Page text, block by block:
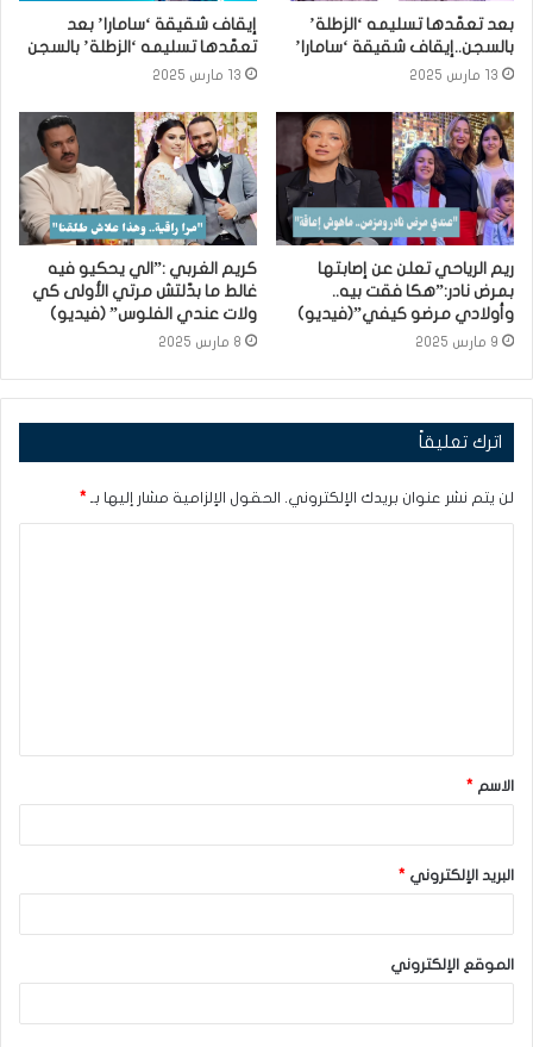
بعد تعمّدها تسليمه ‘الزطلة’
بالسجن..إيقاف شقيقة ‘سامارا’
13 مارس 2025
إيقاف شقيقة ‘سامارا’ بعد
تعمّدها تسليمه ‘الزطلة’ بالسجن
13 مارس 2025
ريم الرياحي تعلن عن إصابتها
بمرض نادر:”هكا فقت بيه..
وأولادي مرضو كيفي”(فيديو)
9 مارس 2025
كريم الغربي :”الي يحكيو فيه
غالط ما بدّلتش مرتي الأولى كي
ولات عندي الفلوس” (فيديو)
8 مارس 2025
اترك تعليقاً
لن يتم نشر عنوان بريدك الإلكتروني. الحقول الإلزامية مشار إليها بـ *
ق
*الاسم *
البريد الإلكتروني *
الموقع الإلكتروني